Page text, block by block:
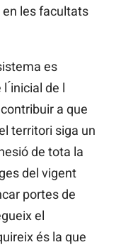
les facultats
es
́inicial de l
a que
territori siga un
de tota la
del vigent
portes de
el
és la que